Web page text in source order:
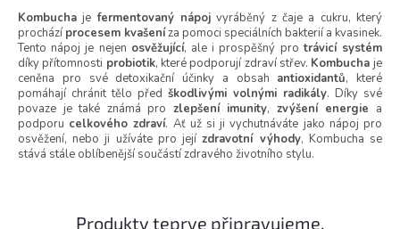
Kombucha jefermentovaný nápoj vyráběný z čaje a cukru, který
prochází procesem kvašeníza pomoci speciálních bakterií a kvasinek.
Tento nápoj je nejen osvěžující, ale i prospěšný protrávicí systém
díky přítomnosti probiotik, které podporují zdraví střev. Kombucha je
ceněna pro své detoxikační účinky a obsah antioxidantů, které
pomáhají chránit tělo před škodlivými volnými radikály. Díky své
povaze je také známá pro zlepšení imunity, zvýšení energie a
podporu celkového zdraví. Ať už si ji vychutnáváte jako nápoj pro
osvěžení, nebo ji užíváte pro jejízdravotní výhody, Kombucha se
stává stále oblíbenější součástí zdravého životního stylu.
Produkty teprve připravujeme.